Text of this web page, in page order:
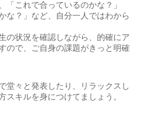
「これで合っているのかな？」
な？」など、自分一人ではわから
の状況を確認しながら、的確にア
ので、ご自身の課題がきっと明確
堂々と発表したり、リラックスし
スキルを身につけてましょう。